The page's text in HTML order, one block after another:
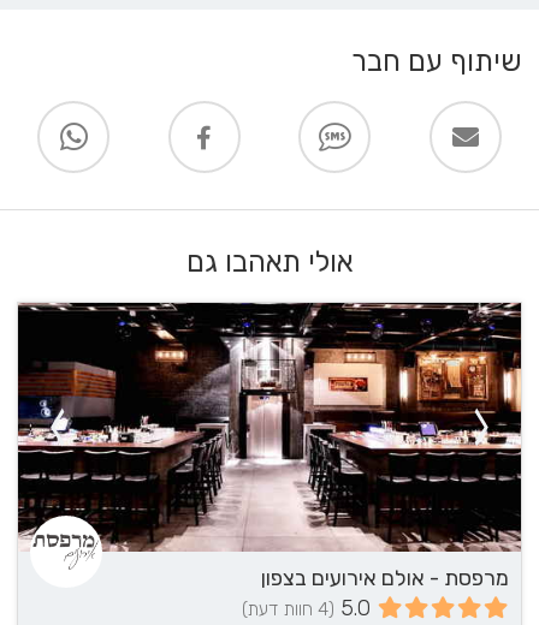
שיתוף עם חבר
אולי תאהבו גם
מרפסת - אולם אירועים בצפון
5.0 (4 חוות דעת)